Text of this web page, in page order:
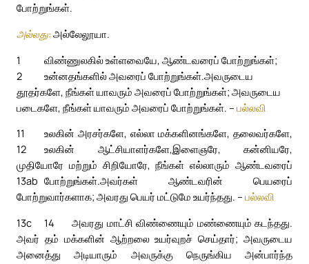
போற்றுங்கள்.
அல்லது: அல்லேலூயா.
1
விண்ணுலகில் உள்ளவையே, ஆண்டவரைப் போற்றுங்கள்;
உன்னதங்களில் அவரைப் போற்றுங்கள்.
2
அவருடைய
தூதர்களே, நீங்கள் யாவரும் அவரைப் போற்றுங்கள்; அவருடைய
படைகளே, நீங்கள் யாவரும் அவரைப் போற்றுங்கள். – பல்லவி
11
உலகின் அரசர்களே, எல்லா மக்களினங்களே, தலைவர்களே,
உலகின் ஆட்சியாளர்களே,
12
இளைஞரே, கன்னியரே,
முதியோரே மற்றும் சிறியோரே, நீங்கள் எல்லாரும் ஆண்டவரைப்
போற்றுங்கள்.
13ab
அவர்கள் ஆண்டவரின் பெயரைப்
போற்றுவார்களாக; அவரது பெயர் மட்டுமே உயர்ந்தது. – பல்லவி
13c
அவரது மாட்சி விண்ணையும் மண்ணையும் கடந்தது.
14
அவர் தம் மக்களின் ஆற்றலை உயர்வுறச் செய்தார்; அவருடைய
அனைத்து அடியாரும் அவருக்கு நெருங்கிய அன்பார்ந்த